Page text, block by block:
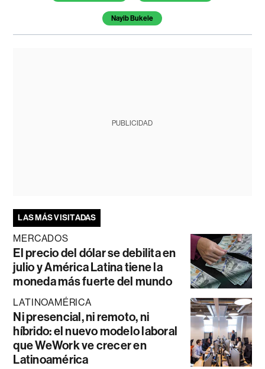
Nayib Bukele
PUBLICIDAD
LAS MÁS VISITADAS
MERCADOS
El precio del dólar se debilita en
julio y América Latina tiene la
moneda más fuerte del mundo
LATINOAMÉRICA
Ni presencial, ni remoto, ni
híbrido: el nuevo modelo laboral
que WeWork ve crecer en
Latinoamérica